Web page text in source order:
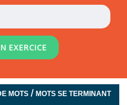
EXERCICE
MOTS /MOTS SE TERMINANT